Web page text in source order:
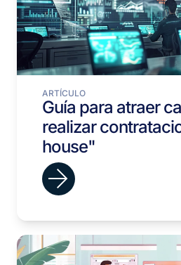
ARTÍCULO
Guía para atraer
realizar
house"